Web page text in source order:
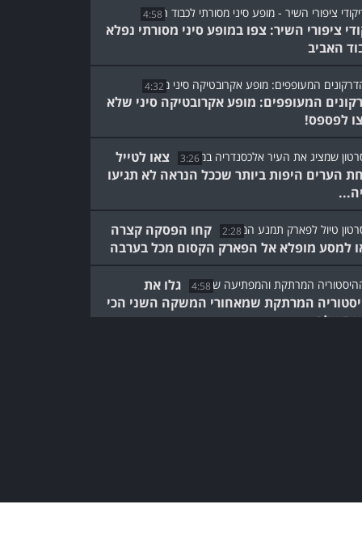
4:58
ציפורי השיר: צפו במופע סיני מסורתי נפלא
האביב
4:32
המעופפים: מופע אקרובטיקה סיני שלא
לפספס!
3:26
צאו לטייל
הערים היפות ביותר שככל הנראה לא תגיעו
2:28
קחו הפסקה קצרה
למסע מופלא אל הפארק הקסום מכל בערבה
4:58
גלו את
המרתקת שמאחורי המשקה השני הכי
בעולם